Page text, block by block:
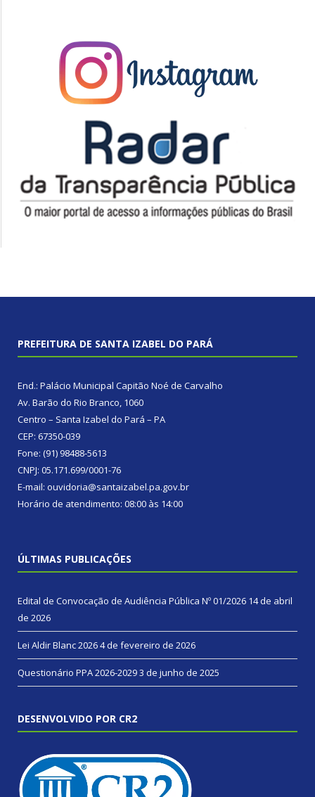
PREFEITURA DE SANTA IZABEL DO PARÁ
End.: Palácio Municipal Capitão Noé de Carvalho
Av. Barão do Rio Branco, 1060
Centro – Santa Izabel do Pará – PA
CEP: 67350-039
Fone: (91) 98488-5613
CNPJ: 05.171.699/0001-76
E-mail: ouvidoria@santaizabel.pa.gov.br
Horário de atendimento: 08:00 às 14:00
ÚLTIMAS PUBLICAÇÕES
Edital de Convocação de Audiência Pública Nº 01/2026 14 de abril
de 2026
Lei Aldir Blanc 20264 de fevereiro de 2026
Questionário PPA 2026-20293 de junho de 2025
DESENVOLVIDO POR CR2